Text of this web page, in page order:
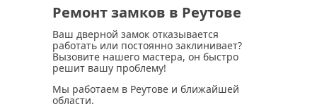
Ремонт замков в Реутове
Ваш дверной замок отказывается
работать или постоянно заклинивает?
Вызовите нашего мастера, он быстро
решит вашу проблему!
Мы работаем в Реутове и ближайшей
области.